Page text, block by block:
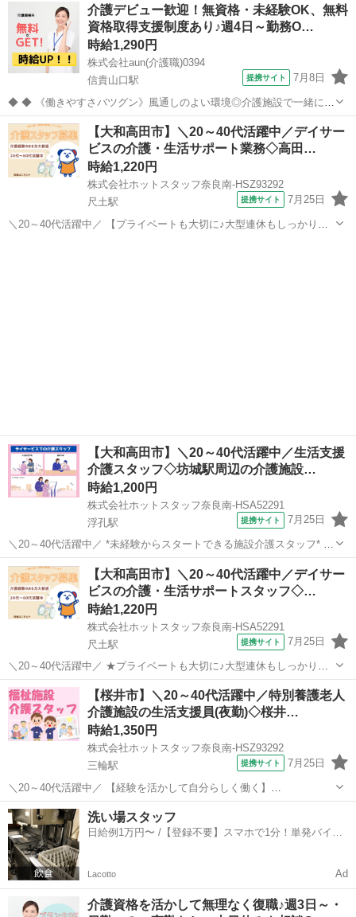
────────────────── 老人ホームなどの施設で、 利用者様の毎
日を支える介護のお仕事...
介護デビュー歓迎！無資格・未経験OK、無料
資格取得支援制度あり♪週4日～勤務O…
時給1,290円
株式会社aun(介護職)0394
信貴山口駅
提携サイト 7月8日
◆ ◆ 《働きやすさバツグン》風通しのよい環境◎介護施設で一緒に働
きませんか？ スタッフのサポート体制やのびのびとした職場環境も魅
力のひとつ！ みんなが働きやすい環境づくりに注力しています。 私た
ちと一緒にお仕事始めませ...
奈良 生駒郡 信貴山口駅
【大和高田市】＼20～40代活躍中／デイサー
ビスの介護・生活サポート業務◇高田…
時給1,220円
株式会社ホットスタッフ奈良南-HSZ93292
尺土駅
提携サイト 7月25日
＼20～40代活躍中／ 【プライベートも大切に♪大型連休もしっかり完
【大和高田市】＼20～40代活躍中／生活支援
介護スタッフ◇坊城駅周辺の介護施設…
時給1,200円
株式会社ホットスタッフ奈良南-HSA52291
浮孔駅
提携サイト 7月25日
＼20～40代活躍中／ *未経験からスタートできる施設介護スタッフ* ★
やりがいバッチリ◎地域に貢献できる介護の職場です!★
◆◆◆◆◆◆◆◆◆◆◆◆◆◆◆ 【 仕事内容 】
◆◆◆◆◆◆◆◆◆◆◆◆◆◆◆ 介護老人保...
奈良 大和高田市 浮孔駅
【大和高田市】＼20～40代活躍中／デイサー
ビスの介護・生活サポートスタッフ◇…
時給1,220円
株式会社ホットスタッフ奈良南-HSA52291
尺土駅
提携サイト 7月25日
＼20～40代活躍中／ ★プライベートも大切に♪大型連休もしっかり完
備★ ◆◆◆◆◆◆◆◆◆◆◆◆◆◆◆ 【 仕事内容 】
◆◆◆◆◆◆◆◆◆◆◆◆◆◆◆ デイサービス施設での利用者様の生
活サポートスタッフ 〈1〉利...
奈良 大和高田市 尺土駅 介護
【桜井市】＼20～40代活躍中／特別養護老人
介護施設の生活支援員(夜勤)◇桜井…
時給1,350円
株式会社ホットスタッフ奈良南-HSZ93292
三輪駅
提携サイト 7月25日
＼20～40代活躍中／ 【経験を活かして自分らしく働く】
━━━━━━━━━━━━━━━━━━━━ 【 仕事内容 】 老人ホー
ムなどの施設で、 利用者様の毎日を支える介護のお仕事です。 ◆
STEP1 お食事や入浴、...
奈良 桜井市 三輪駅
洗い場スタッフ
日給例1万円〜 /【登録不要】スマホで1分！単発バイト
Lacotto Ad
介護資格を活かして無理なく復職♪週3日～・